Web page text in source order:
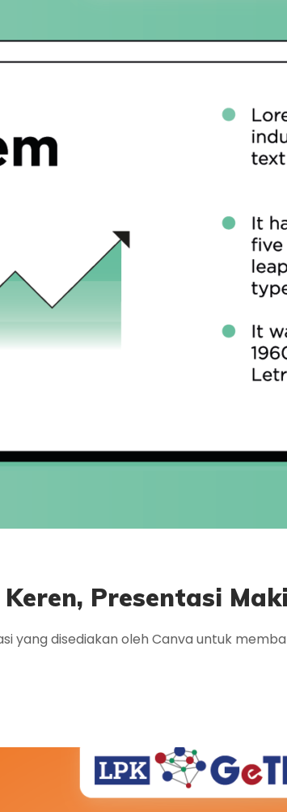
Presentasi
yang disediakan oleh Canva untuk